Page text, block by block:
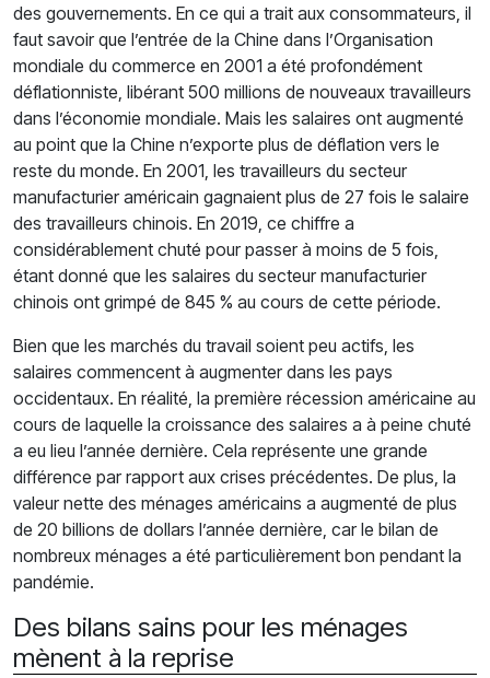
des gouvernements. En ce qui a trait aux consommateurs, il
faut savoir que l’entrée de la Chine dans l’Organisation
mondiale du commerce en 2001 a été profondément
déflationniste, libérant 500 millions de nouveaux travailleurs
dans l’économie mondiale. Mais les salaires ont augmenté
au point que la Chine n’exporte plus de déflation vers le
reste du monde. En 2001, les travailleurs du secteur
manufacturier américain gagnaient plus de 27 fois le salaire
des travailleurs chinois. En 2019, ce chiffre a
considérablement chuté pour passer à moins de 5 fois,
étant donné que les salaires du secteur manufacturier
chinois ont grimpé de 845 % au cours de cette période.
Bien que les marchés du travail soient peu actifs, les
salaires commencent à augmenter dans les pays
occidentaux. En réalité, la première récession américaine au
cours de laquelle la croissance des salaires a à peine chuté
a eu lieu l’année dernière. Cela représente une grande
différence par rapport aux crises précédentes. De plus, la
valeur nette des ménages américains a augmenté de plus
de 20 billions de dollars l’année dernière, car le bilan de
nombreux ménages a été particulièrement bon pendant la
pandémie.
Des bilans sains pour les ménages
mènent à la reprise